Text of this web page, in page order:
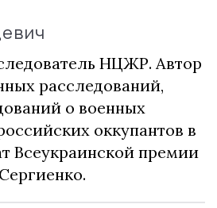
НЦЖР. Автор
расследований,
о военных
оккупантов в
Всеукраинской премии